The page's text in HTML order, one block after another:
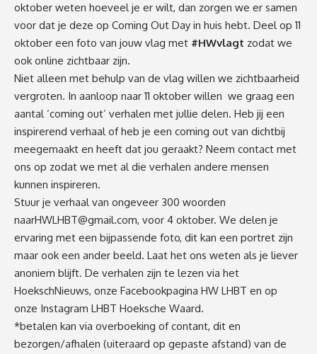
oktober weten hoeveel je er wilt, dan zorgen we er samen
voor dat je deze op Coming Out Day in huis hebt. Deel op 11
oktober een foto van jouw vlag met #HWvlagt zodat we
ook online zichtbaar zijn.
Niet alleen met behulp van de vlag willen we zichtbaarheid
vergroten. In aanloop naar 11 oktober willen we graag een
aantal ‘coming out’ verhalen met jullie delen. Heb jij een
inspirerend verhaal of heb je een coming out van dichtbij
meegemaakt en heeft dat jou geraakt? Neem contact met
ons op zodat we met al die verhalen andere mensen
kunnen inspireren.
Stuur je verhaal van ongeveer 300 woorden
naarHWLHBT@gmail.com, voor 4 oktober. We delen je
ervaring met een bijpassende foto, dit kan een portret zijn
maar ook een ander beeld. Laat het ons weten als je liever
anoniem blijft. De verhalen zijn te lezen via het
HoekschNieuws, onze Facebookpagina HW LHBT en op
onze Instagram LHBT Hoeksche Waard.
*betalen kan via overboeking of contant, dit en
bezorgen/afhalen (uiteraard op gepaste afstand) van de